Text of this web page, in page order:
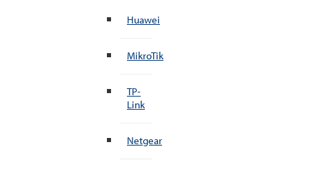
Huawei
MikroTik
TP-
Link
Netgear